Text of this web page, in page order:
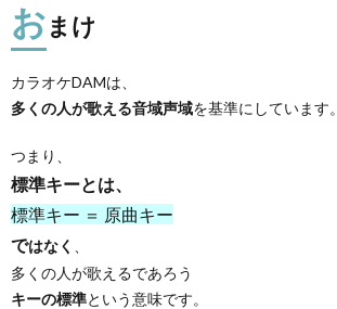
おまけ
カラオケDAMは、
多くの人が歌える音域声域を基準にしています。
つまり、
標準キーとは、
標準キー ＝ 原曲キー
ではなく
多くの人が歌えるであろう
キーの標準という意味です。